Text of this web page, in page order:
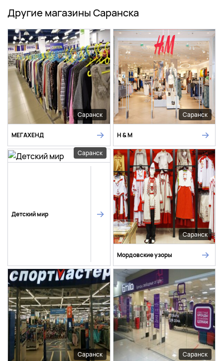
Другие магазины Саранска
Саранск
МЕГАХЕНД
Саранск
H & M
Саранск
Детский мир
Саранск
Мордовские узоры
Саранск Саранск